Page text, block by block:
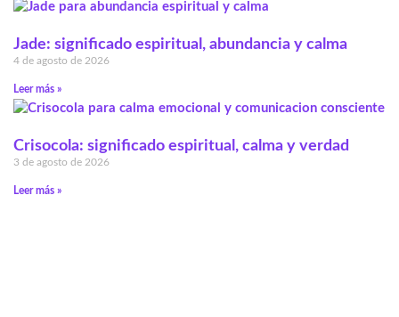
Jade: significado espiritual, abundancia y calma
4 de agosto de 2026
Leer más »
Crisocola: significado espiritual, calma y verdad
3 de agosto de 2026
Leer más »